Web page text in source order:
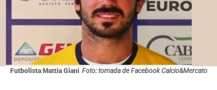
Futbolista Mattia Giani Foto: tomada de Facebook Calcio&Mercato